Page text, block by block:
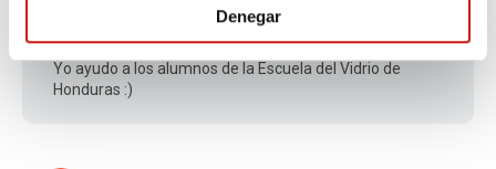
Denegar
Yo ayudo a los alumnos de la Escuela del Vidrio de
Honduras :)